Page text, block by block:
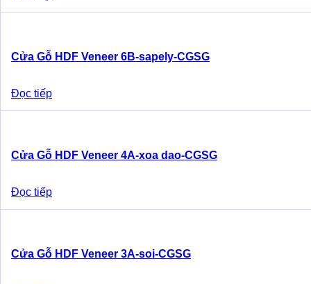
Cửa Gỗ HDF Veneer 6B-sapely-CGSG
Đọc tiếp
Cửa Gỗ HDF Veneer 4A-xoa dao-CGSG
Đọc tiếp
Cửa Gỗ HDF Veneer 3A-soi-CGSG